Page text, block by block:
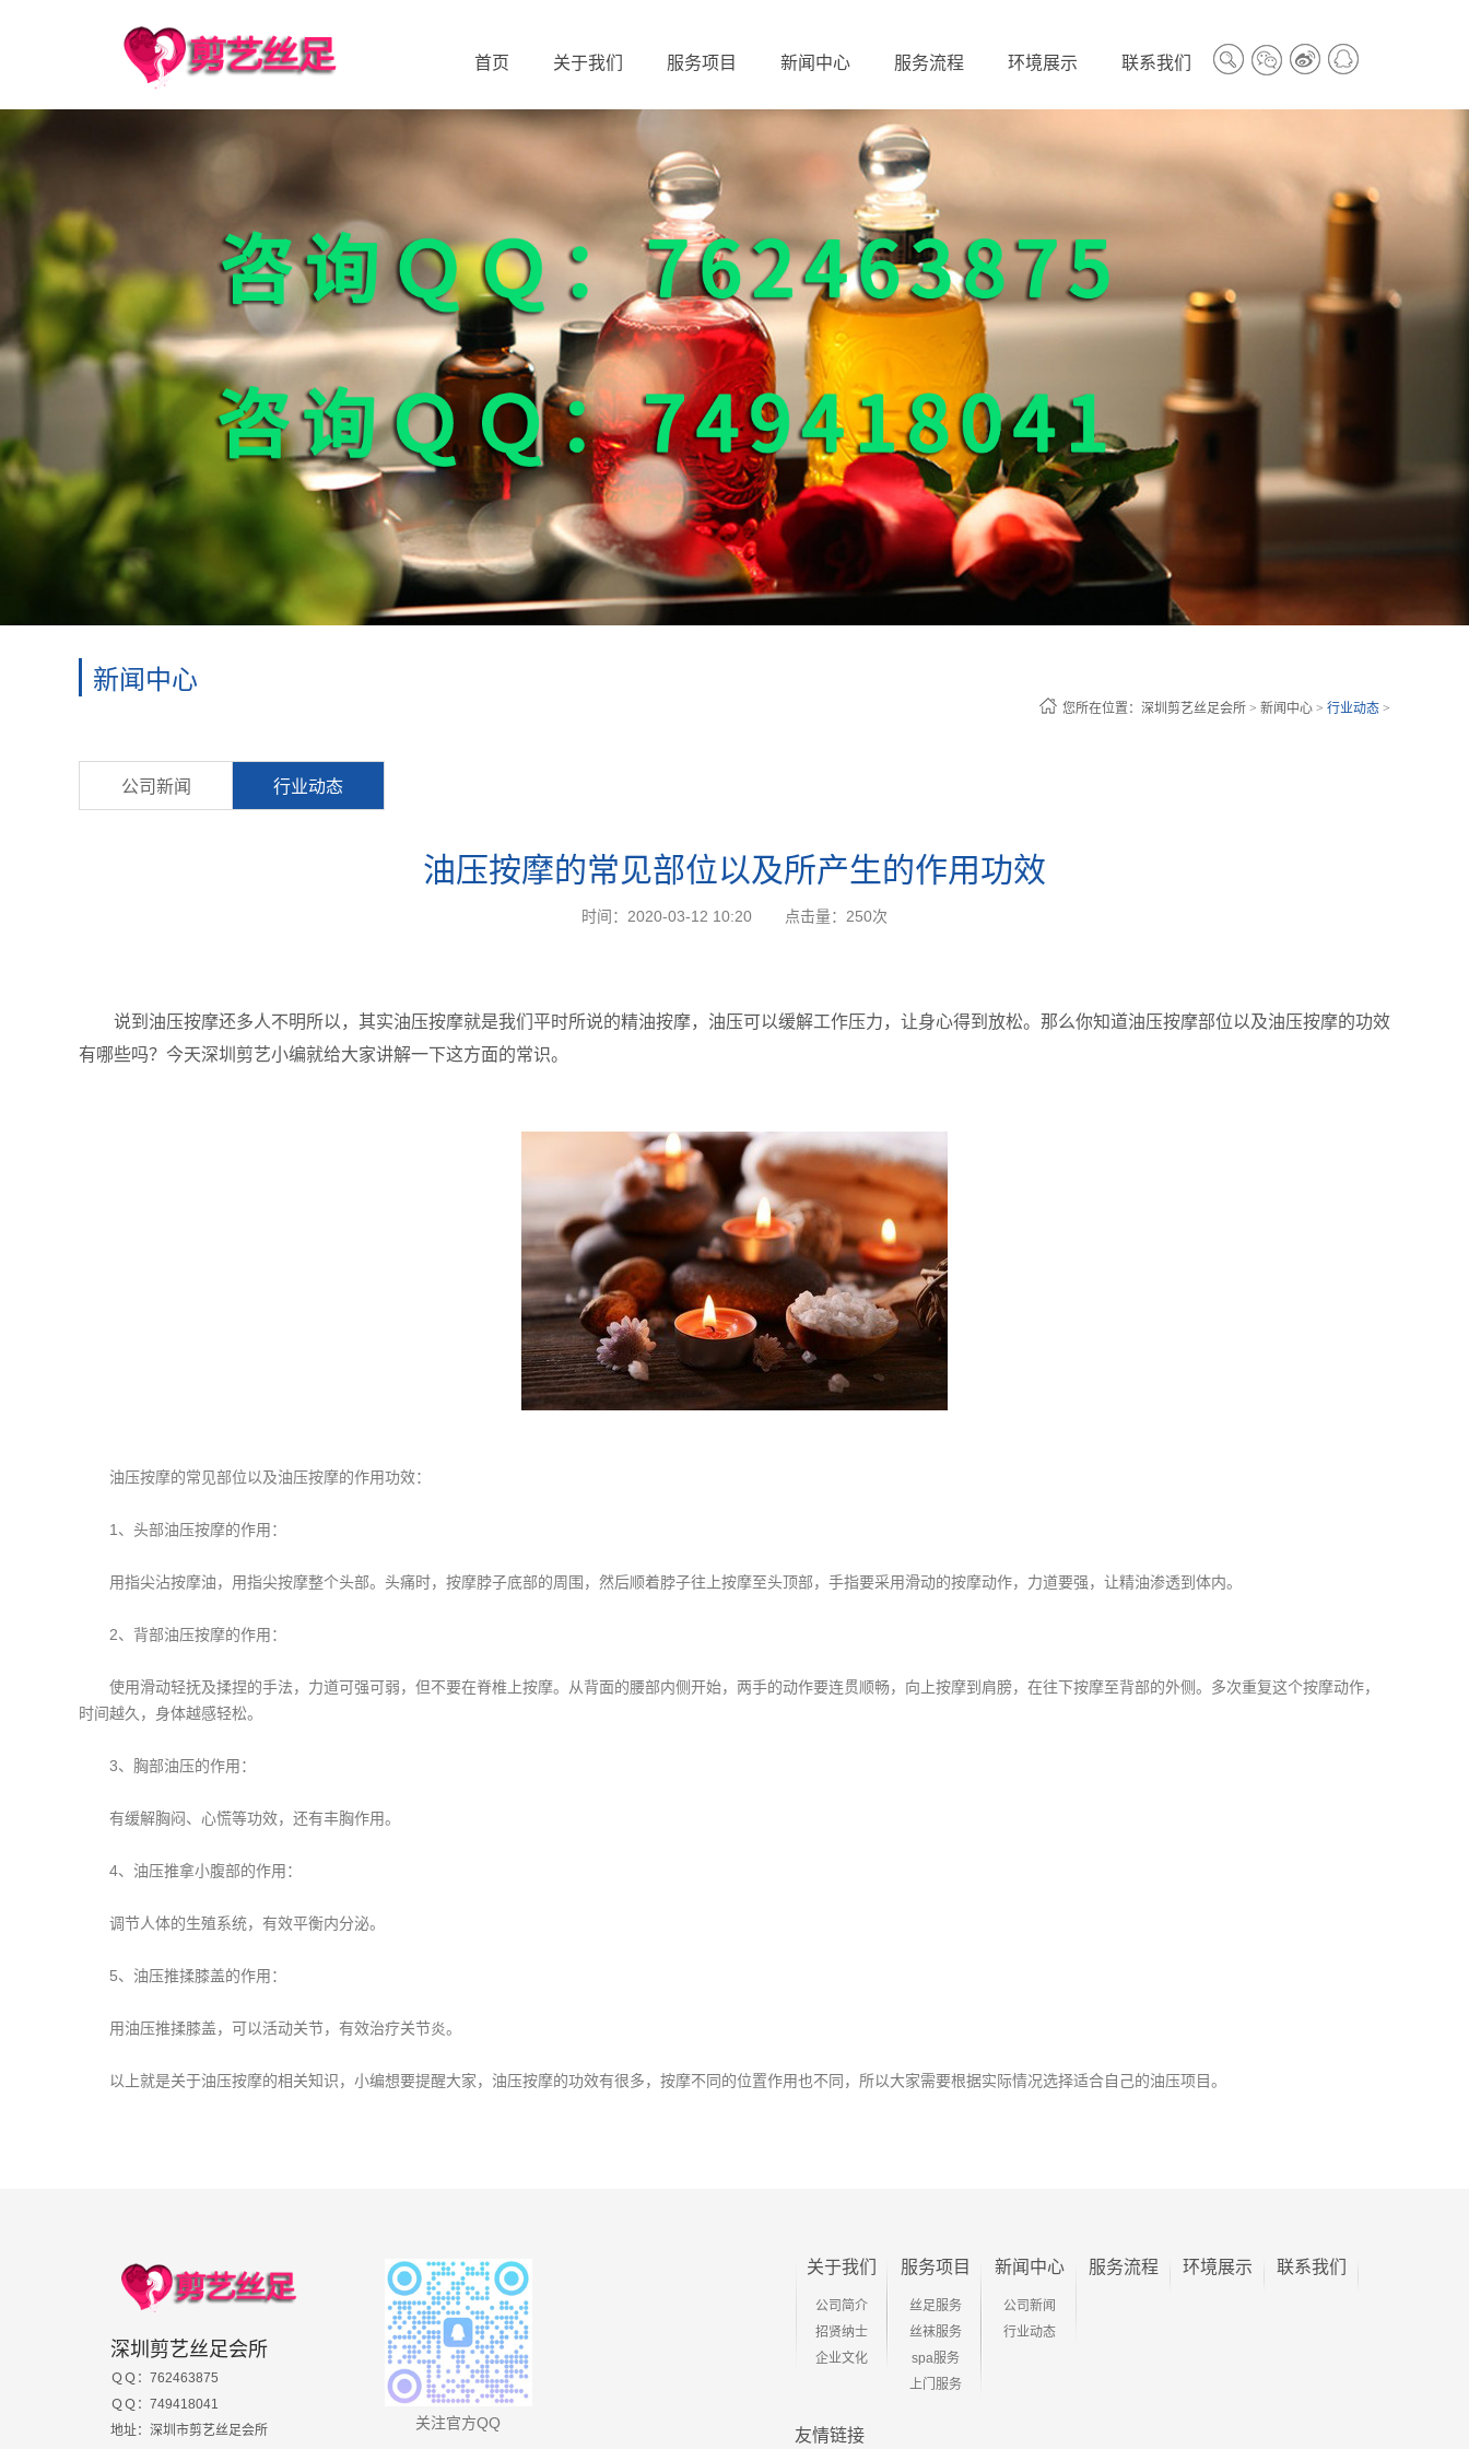
首页 关于我们 服务项目 新闻中心 服务流程 环境展示 联系我们
新闻中心
您所在位置： 深圳剪艺丝足会所 > 新闻中心 > 行业动态 >
公司新闻 行业动态
油压按摩的常见部位以及所产生的作用功效
时间：2020-03-12 10:20 点击量： 250次
说到油压按摩还多人不明所以，其实油压按摩就是我们平时所说的精油按摩，油压可以缓解工作压力，让身心得到放松。那么你知道油压按摩部位以及油压按摩的功效
有哪些吗？今天深圳剪艺小编就给大家讲解一下这方面的常识。
油压按摩的常见部位以及油压按摩的作用功效：
1、头部油压按摩的作用：
用指尖沾按摩油，用指尖按摩整个头部。头痛时，按摩脖子底部的周围，然后顺着脖子往上按摩至头顶部，手指要采用滑动的按摩动作，力道要强，让精油渗透到体内。
2、背部油压按摩的作用：
使用滑动轻抚及揉捏的手法，力道可强可弱，但不要在脊椎上按摩。从背面的腰部内侧开始，两手的动作要连贯顺畅，向上按摩到肩膀，在往下按摩至背部的外侧。多次重复这个按摩动作，
时间越久，身体越感轻松。
3、胸部油压的作用：
有缓解胸闷、心慌等功效，还有丰胸作用。
4、油压推拿小腹部的作用：
调节人体的生殖系统，有效平衡内分泌。
5、油压推揉膝盖的作用：
用油压推揉膝盖，可以活动关节，有效治疗关节炎。
以上就是关于油压按摩的相关知识，小编想要提醒大家，油压按摩的功效有很多，按摩不同的位置作用也不同，所以大家需要根据实际情况选择适合自己的油压项目。
深圳剪艺丝足会所
ＱＱ：762463875
ＱＱ：749418041
地址：深圳市剪艺丝足会所
关注官方QQ
关于我们
公司简介
招贤纳士
企业文化
服务项目
丝足服务
丝袜服务
spa服务
上门服务
新闻中心
公司新闻
行业动态
服务流程 环境展示 联系我们
友情链接